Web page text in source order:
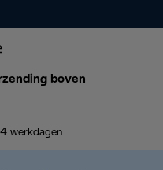
boven
werkdagen